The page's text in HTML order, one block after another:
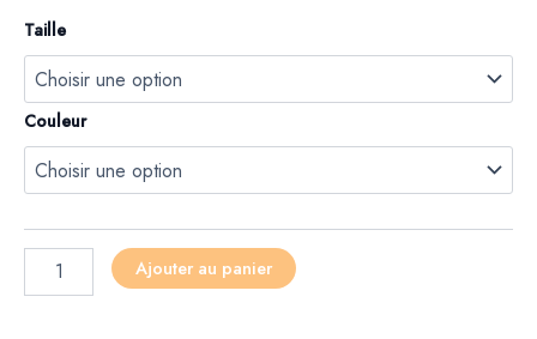
Taille
Couleur
Ajouter au panier